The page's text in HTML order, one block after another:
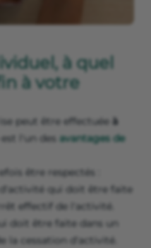
à quel
à votre
peut être effectuée à
l'un des avantages de
être respectés :
d'activité qui doit être faite
effectif de l'activité.
doit être faite dans un
la cessation d'activité.